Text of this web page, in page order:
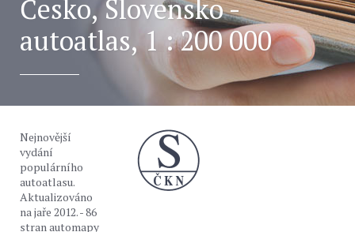
Česko, Slovensko -
autoatlas, 1 : 200 000
Nejnovější
vydání
populárního
autoatlasu.
Aktualizováno
na jaře 2012. - 86
stran automapy